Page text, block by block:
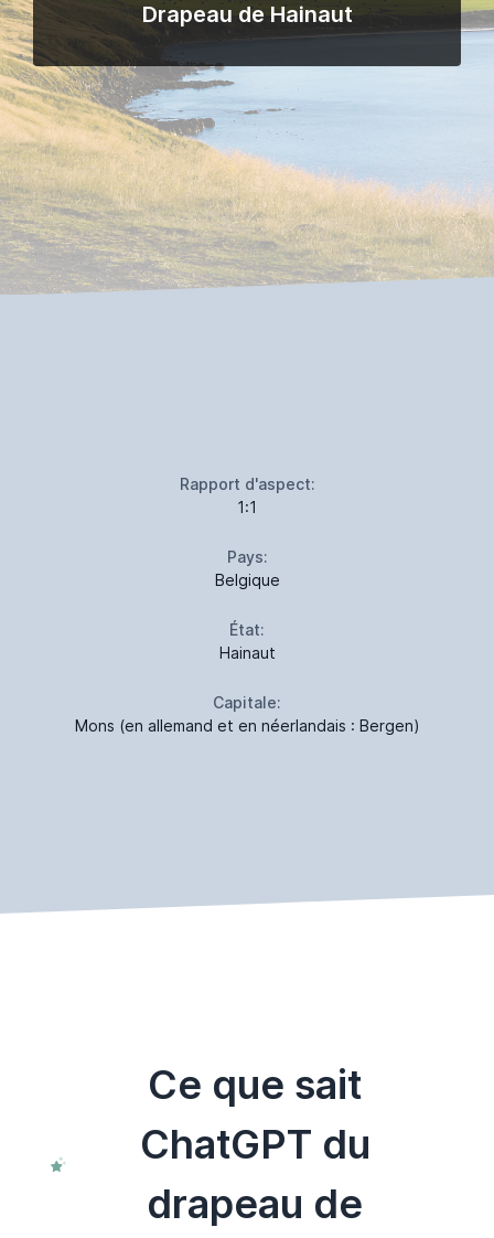
Drapeau de Hainaut
Rapport d'aspect:
1:1
Pays:
Belgique
État:
Hainaut
Capitale:
Mons (en allemand et en néerlandais : Bergen)
Ce que sait
ChatGPT du
drapeau de